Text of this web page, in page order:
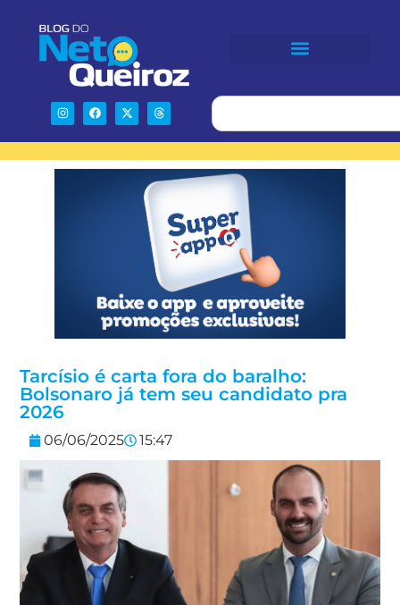
Tarcísio é carta fora do baralho:
Bolsonaro já tem seu candidato pra
2026
06/06/2025 15:47